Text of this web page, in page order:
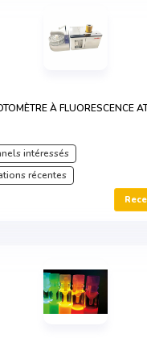
À FLUORESCENCE
intéressés
récentes